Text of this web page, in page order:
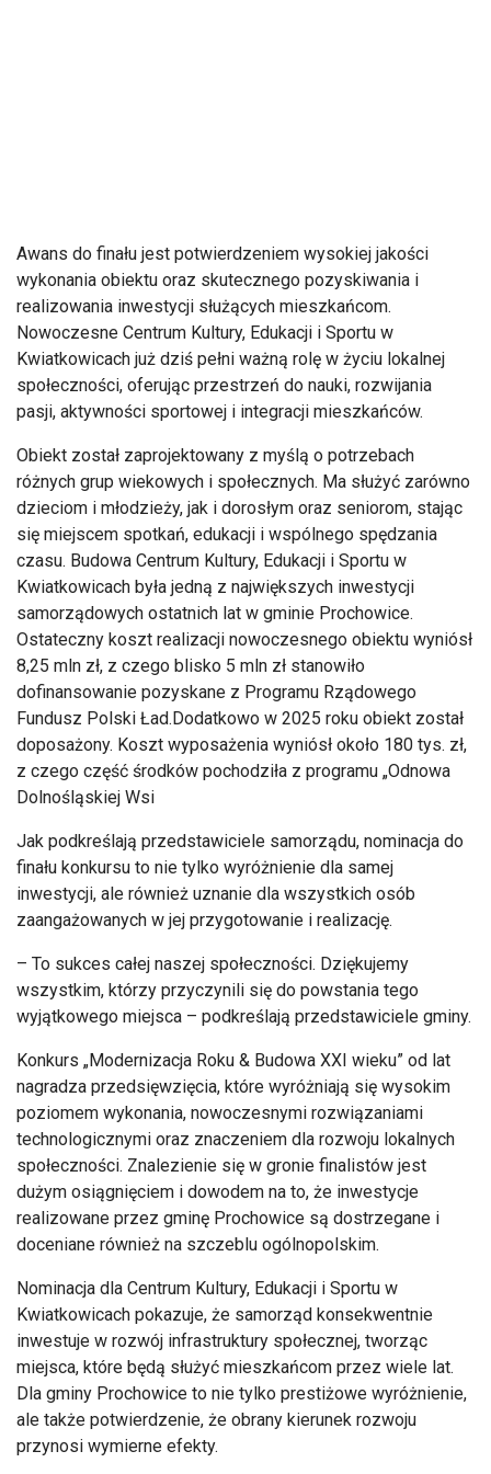
Awans do finału jest potwierdzeniem wysokiej jakości
wykonania obiektu oraz skutecznego pozyskiwania i
realizowania inwestycji służących mieszkańcom.
Nowoczesne Centrum Kultury, Edukacji i Sportu w
Kwiatkowicach już dziś pełni ważną rolę w życiu lokalnej
społeczności, oferując przestrzeń do nauki, rozwijania
pasji, aktywności sportowej i integracji mieszkańców.
Obiekt został zaprojektowany z myślą o potrzebach
różnych grup wiekowych i społecznych. Ma służyć zarówno
dzieciom i młodzieży, jak i dorosłym oraz seniorom, stając
się miejscem spotkań, edukacji i wspólnego spędzania
czasu. Budowa Centrum Kultury, Edukacji i Sportu w
Kwiatkowicach była jedną z największych inwestycji
samorządowych ostatnich lat w gminie Prochowice.
Ostateczny koszt realizacji nowoczesnego obiektu wyniósł
8,25 mln zł, z czego blisko 5 mln zł stanowiło
dofinansowanie pozyskane z Programu Rządowego
Fundusz Polski Ład.Dodatkowo w 2025 roku obiekt został
doposażony. Koszt wyposażenia wyniósł około 180 tys. zł,
z czego część środków pochodziła z programu „Odnowa
Dolnośląskiej Wsi
Jak podkreślają przedstawiciele samorządu, nominacja do
finału konkursu to nie tylko wyróżnienie dla samej
inwestycji, ale również uznanie dla wszystkich osób
zaangażowanych w jej przygotowanie i realizację.
– To sukces całej naszej społeczności. Dziękujemy
wszystkim, którzy przyczynili się do powstania tego
wyjątkowego miejsca – podkreślają przedstawiciele gminy.
Konkurs „Modernizacja Roku & Budowa XXI wieku” od lat
nagradza przedsięwzięcia, które wyróżniają się wysokim
poziomem wykonania, nowoczesnymi rozwiązaniami
technologicznymi oraz znaczeniem dla rozwoju lokalnych
społeczności. Znalezienie się w gronie finalistów jest
dużym osiągnięciem i dowodem na to, że inwestycje
realizowane przez gminę Prochowice są dostrzegane i
doceniane również na szczeblu ogólnopolskim.
Nominacja dla Centrum Kultury, Edukacji i Sportu w
Kwiatkowicach pokazuje, że samorząd konsekwentnie
inwestuje w rozwój infrastruktury społecznej, tworząc
miejsca, które będą służyć mieszkańcom przez wiele lat.
Dla gminy Prochowice to nie tylko prestiżowe wyróżnienie,
ale także potwierdzenie, że obrany kierunek rozwoju
przynosi wymierne efekty.